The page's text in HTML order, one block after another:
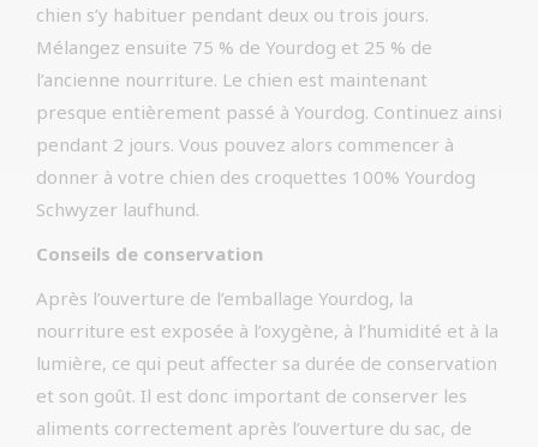
chien s’y habituer pendant deux ou trois jours.
Mélangez ensuite 75 % de Yourdog et 25 % de
l’ancienne nourriture. Le chien est maintenant
presque entièrement passé à Yourdog. Continuez ainsi
pendant 2 jours. Vous pouvez alors commencer à
donner à votre chien des croquettes 100% Yourdog
Schwyzer laufhund.
Conseils de conservation
Après l’ouverture de l’emballage Yourdog, la
nourriture est exposée à l’oxygène, à l’humidité et à la
lumière, ce qui peut affecter sa durée de conservation
et son goût. Il est donc important de conserver les
aliments correctement après l’ouverture du sac, de